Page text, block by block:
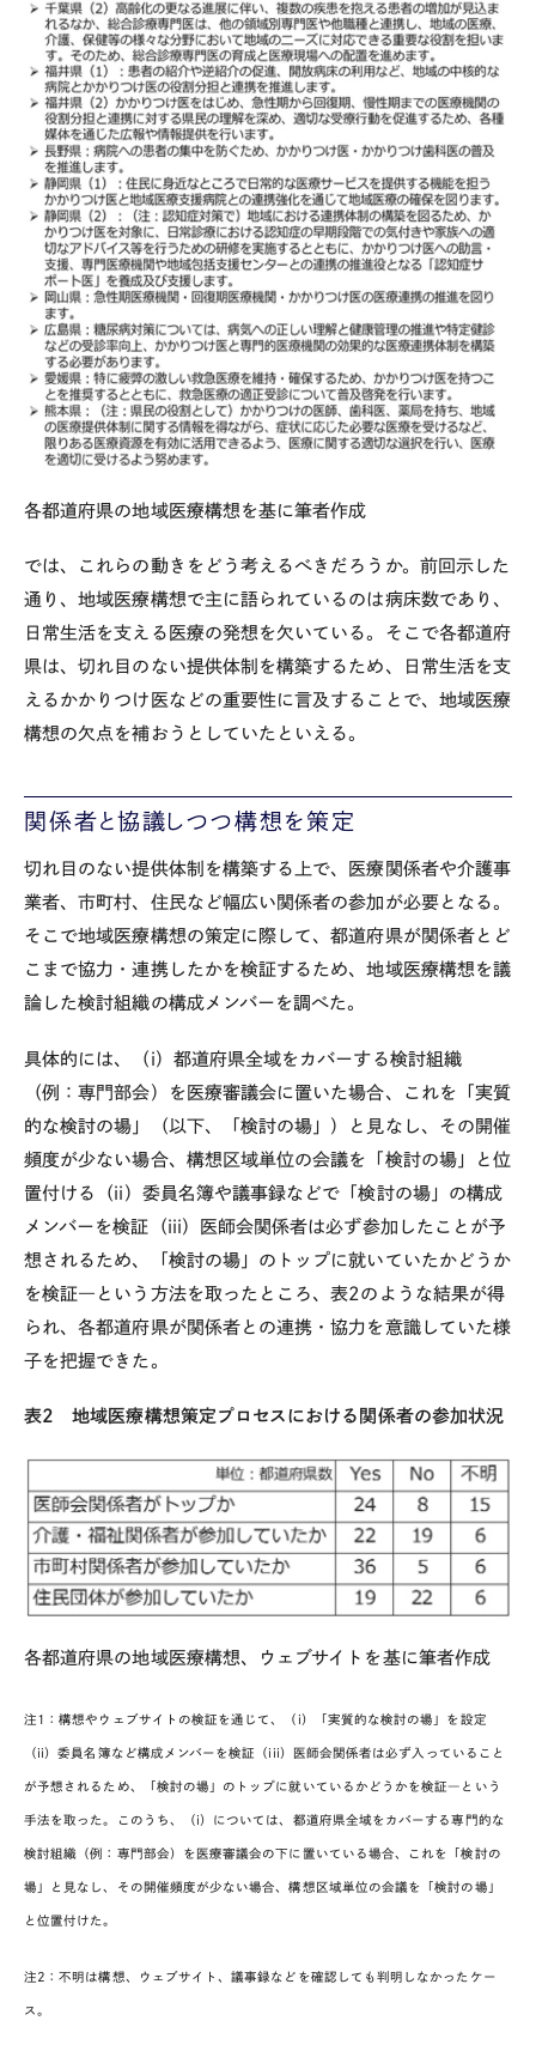
各都道府県の地域医療構想を基に筆者作成
では、これらの動きをどう考えるべきだろうか。前回示した
通り、地域医療構想で主に語られているのは病床数であり、
日常生活を支える医療の発想を欠いている。そこで各都道府
県は、切れ目のない提供体制を構築するため、日常生活を支
えるかかりつけ医などの重要性に言及することで、地域医療
構想の欠点を補おうとしていたといえる。
関係者と協議しつつ構想を策定
切れ目のない提供体制を構築する上で、医療関係者や介護事
業者、市町村、住民など幅広い関係者の参加が必要となる。
そこで地域医療構想の策定に際して、都道府県が関係者とど
こまで協力・連携したかを検証するため、地域医療構想を議
論した検討組織の構成メンバーを調べた。
具体的には、（i）都道府県全域をカバーする検討組織
（例：専門部会）を医療審議会に置いた場合、これを「実質
的な検討の場」（以下、「検討の場」）と見なし、その開催
頻度が少ない場合、構想区域単位の会議を「検討の場」と位
置付ける（ii）委員名簿や議事録などで「検討の場」の構成
メンバーを検証（iii）医師会関係者は必ず参加したことが予
想されるため、「検討の場」のトップに就いていたかどうか
を検証―という方法を取ったところ、表2のような結果が得
られ、各都道府県が関係者との連携・協力を意識していた様
子を把握できた。
表2 地域医療構想策定プロセスにおける関係者の参加状況
各都道府県の地域医療構想、ウェブサイトを基に筆者作成
注1：構想やウェブサイトの検証を通じて、（i）「実質的な検討の場」を設定
（ii）委員名簿など構成メンバーを検証（iii）医師会関係者は必ず入っていること
が予想されるため、「検討の場」のトップに就いているかどうかを検証―という
手法を取った。このうち、（i）については、都道府県全域をカバーする専門的な
検討組織（例：専門部会）を医療審議会の下に置いている場合、これを「検討の
場」と見なし、その開催頻度が少ない場合、構想区域単位の会議を「検討の場」
と位置付けた。
注2：不明は構想、ウェブサイト、議事録などを確認しても判明しなかったケー
ス。